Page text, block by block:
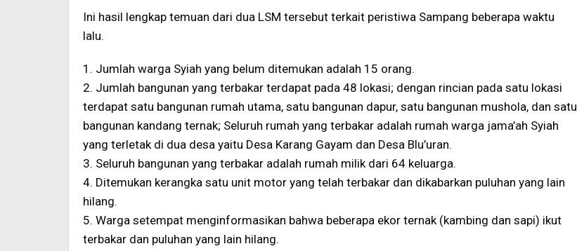
Ini hasil lengkap temuan dari dua LSM tersebut terkait peristiwa Sampang beberapa waktu
lalu.
1. Jumlah warga Syiah yang belum ditemukan adalah 15 orang.
2. Jumlah bangunan yang terbakar terdapat pada 48 lokasi; dengan rincian pada satu lokasi
terdapat satu bangunan rumah utama, satu bangunan dapur, satu bangunan mushola, dan satu
bangunan kandang ternak; Seluruh rumah yang terbakar adalah rumah warga jama’ah Syiah
yang terletak di dua desa yaitu Desa Karang Gayam dan Desa Blu’uran.
3. Seluruh bangunan yang terbakar adalah rumah milik dari 64 keluarga.
4. Ditemukan kerangka satu unit motor yang telah terbakar dan dikabarkan puluhan yang lain
hilang.
5. Warga setempat menginformasikan bahwa beberapa ekor ternak (kambing dan sapi) ikut
terbakar dan puluhan yang lain hilang.